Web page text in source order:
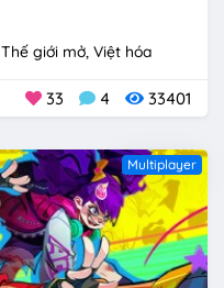
Thế giới mở Việt hóa
33 4 33401
Multiplayer